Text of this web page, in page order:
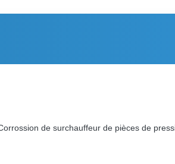
de surchauffeur de pièces de